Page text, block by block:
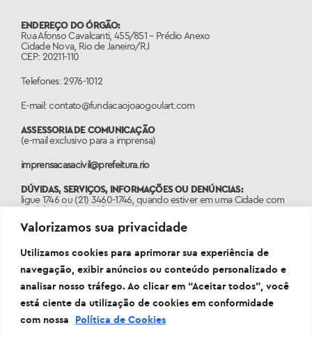
Valorizamos sua privacidade
Utilizamos cookies para aprimorar sua experiência de
navegação, exibir anúncios ou conteúdo personalizado e
analisar nosso tráfego. Ao clicar em “Aceitar todos”, você
está ciente da utilização de cookies em conformidade
com nossa
Política de Cookies
ENDEREÇO DO ÓRGÃO:
Rua Afonso Cavalcanti, 455/851 – Prédio Anexo
Cidade Nova, Rio de Janeiro/RJ
CEP: 20211-110
Telefones: 2976-1012
E-mail: contato@fundacaojoaogoulart.com
ASSESSORIA DE COMUNICAÇÃO
(e-mail exclusivo para a imprensa)
imprensacasacivil@prefeitura.rio
DÚVIDAS, SERVIÇOS, INFORMAÇÕES OU DENÚNCIAS:
ligue 1746 ou (21) 3460-1746, quando estiver em uma Cidade com
o código de área diferente do 21.
PORTAL: